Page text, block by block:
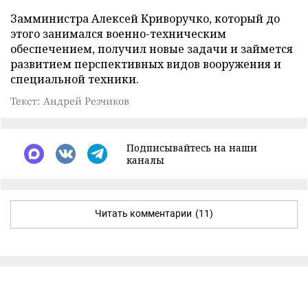
Замминистра Алексей Криворучко, который до
этого занимался военно-техническим
обеспечением, получил новые задачи и займется
развитием перспективных видов вооружения и
специальной техники.
Текст: Андрей Резчиков
Подписывайтесь на наши
каналы
Читать комментарии (11)